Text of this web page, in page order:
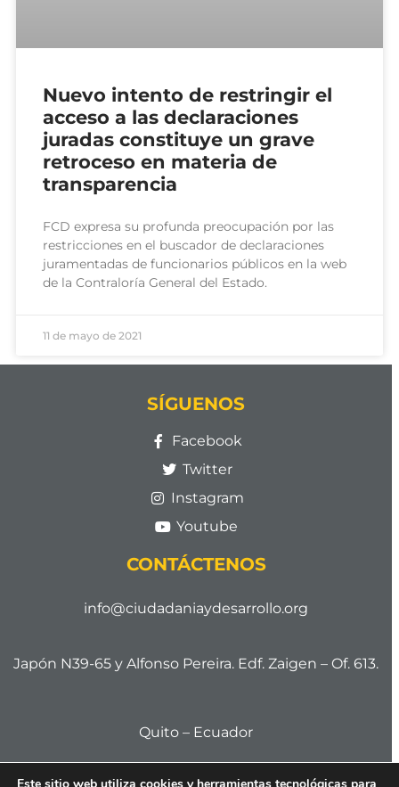
Nuevo intento de restringir el
acceso a las declaraciones
juradas constituye un grave
retroceso en materia de
transparencia
FCD expresa su profunda preocupación por las
restricciones en el buscador de declaraciones
juramentadas de funcionarios públicos en la web
de la Contraloría General del Estado.
11 de mayo de 2021
SÍGUENOS
Facebook
Twitter
Instagram
Youtube
CONTÁCTENOS
info@ciudadaniaydesarrollo.org
Japón N39-65 y Alfonso Pereira. Edf. Zaigen – Of. 613.
Quito – Ecuador